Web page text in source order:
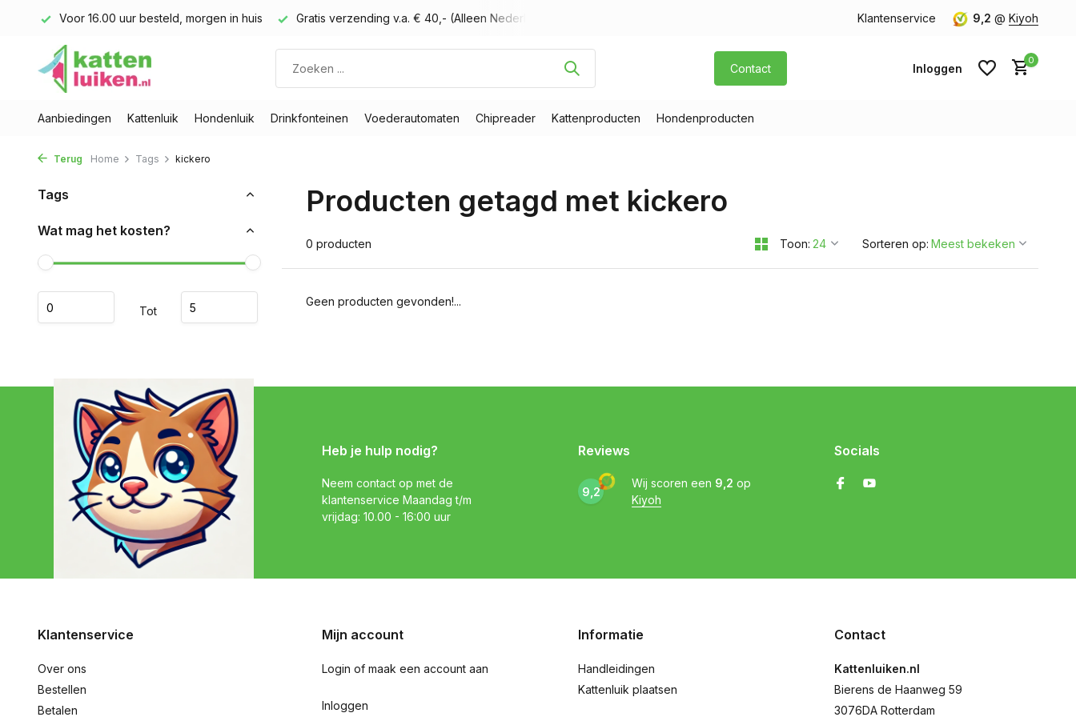
Voor 16.00 uur besteld, morgen in huis Gratis verzending v.a. € 40,- (Alleen Nederland) Gratis verzending v.a. € 40,- (Alleen Nederland)
Klantenservice 9,2 @ Kiyoh
Contact Inloggen
0
Aanbiedingen Kattenluik Hondenluik Drinkfonteinen Voederautomaten Chipreader Kattenproducten Hondenproducten
Terug Home Tags kickero
Tags
Wat mag het kosten?
Tot
Producten getagd met kickero
0 producten Toon: Sorteren op:
Geen producten gevonden!...
Heb je hulp nodig?
Neem contact op met de
klantenservice Maandag t/m
vrijdag: 10.00 - 16:00 uur
Reviews
9,2
Wij scoren een 9,2 op
Kiyoh
Socials
Klantenservice
Over ons
Bestellen
Betalen
Mijn account
Login of maak een account aan
Inloggen
Informatie
Handleidingen
Kattenluik plaatsen
Contact
Kattenluiken.nl
Bierens de Haanweg 59
3076DA Rotterdam